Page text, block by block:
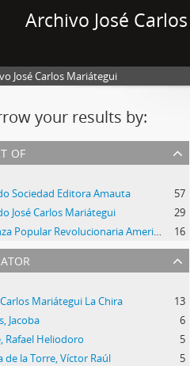
Archivo José
José Carlos Mariátegui
your results by:
of
Sociedad Editora Amauta
57
José Carlos Mariátegui
29
Alianza Popular Revolucionaria Americana-APRA (Colección)
16
Carlos Mariátegui La Chira
13
Jacoba
6
Rafael Heliodoro
5
de la Torre, Víctor Raúl
5